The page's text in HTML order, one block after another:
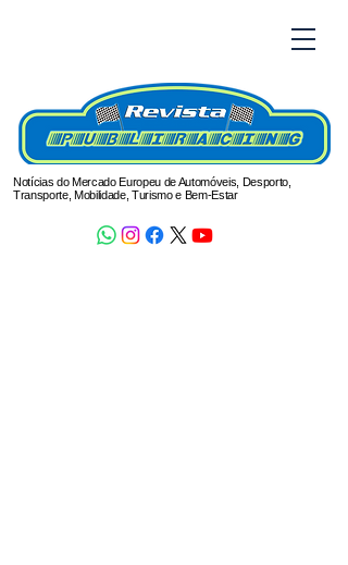
Notícias do Mercado Europeu de Automóveis, Desporto,
Transporte, Mobilidade, Turismo e Bem-Estar